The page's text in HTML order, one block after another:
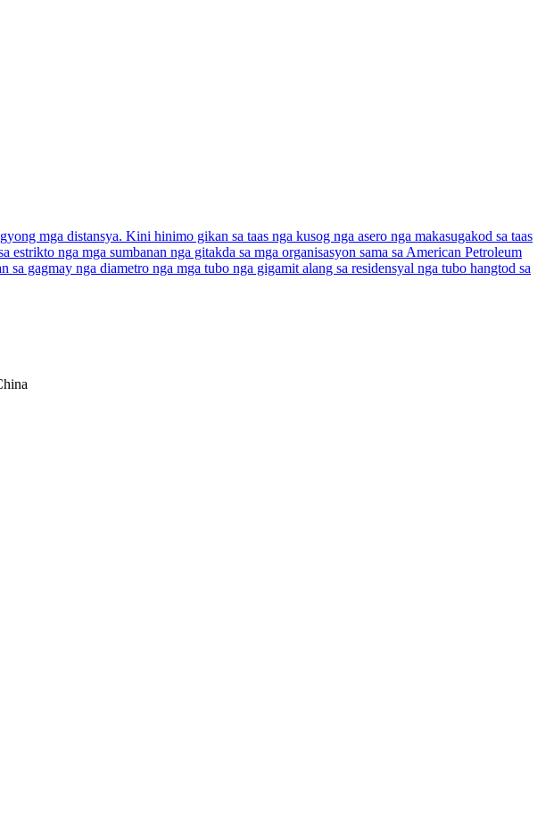
mga distansya. Kini hinimo gikan sa taas nga kusog nga asero nga makasugakod sa taas
nga mga sumbanan nga gitakda sa mga organisasyon sama sa American Petroleum
gagmay nga diametro nga mga tubo nga gigamit alang sa residensyal nga tubo hangtod sa